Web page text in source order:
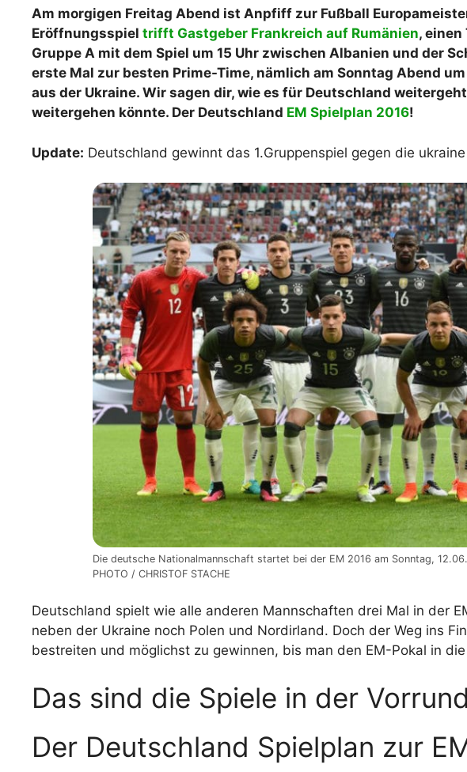
WM 2026 Spielplan Excel –
downloaden & automatisch
Am morgigen Freitag Abend ist Anpfiff zur Fußball
Eröffnungsspiel trifft Gastgeber Frankreich auf Rumänien,
Gruppe A mit dem Spiel um 15 Uhr zwischen Albanien und der
erste Mal zur besten Prime-Time, nämlich am Sonntag Abend
aus der Ukraine. Wir sagen dir, wie es für Deutschland
weitergehen könnte. Der Deutschland EM Spielplan 2016!
Update: Deutschland gewinnt das 1.Gruppenspiel gegen die
Die deutsche Nationalmannschaft startet bei der EM 2016 am Sonntag,
PHOTO / CHRISTOF STACHE
Deutschland spielt wie alle anderen Mannschaften drei Mal in der
neben der Ukraine noch Polen und Nordirland. Doch der Weg ins
bestreiten und möglichst zu gewinnen, bis man den EM-Pokal in
Das sind die Spiele in der
Der Deutschland Spielplan zur